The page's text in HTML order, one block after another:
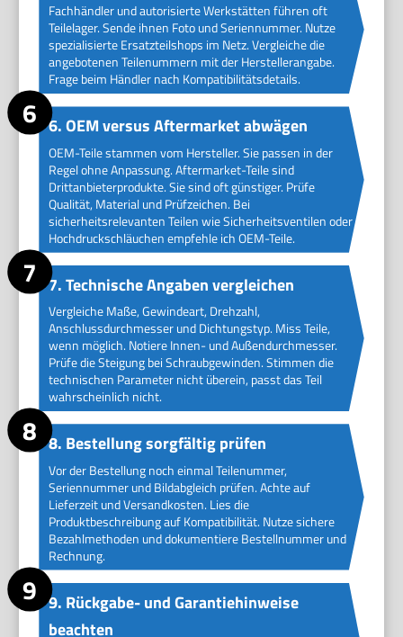
Fachhändler und autorisierte Werkstätten führen oft
Teilelager. Sende ihnen Foto und Seriennummer. Nutze
spezialisierte Ersatzteilshops im Netz. Vergleiche die
angebotenen Teilenummern mit der Herstellerangabe.
Frage beim Händler nach Kompatibilitätsdetails.
6. OEM versus Aftermarket abwägen
OEM-Teile stammen vom Hersteller. Sie passen in der
Regel ohne Anpassung. Aftermarket-Teile sind
Drittanbieterprodukte. Sie sind oft günstiger. Prüfe
Qualität, Material und Prüfzeichen. Bei
sicherheitsrelevanten Teilen wie Sicherheitsventilen oder
Hochdruckschläuchen empfehle ich OEM-Teile.
7. Technische Angaben vergleichen
Vergleiche Maße, Gewindeart, Drehzahl,
Anschlussdurchmesser und Dichtungstyp. Miss Teile,
wenn möglich. Notiere Innen- und Außendurchmesser.
Prüfe die Steigung bei Schraubgewinden. Stimmen die
technischen Parameter nicht überein, passt das Teil
wahrscheinlich nicht.
8. Bestellung sorgfältig prüfen
Vor der Bestellung noch einmal Teilenummer,
Seriennummer und Bildabgleich prüfen. Achte auf
Lieferzeit und Versandkosten. Lies die
Produktbeschreibung auf Kompatibilität. Nutze sichere
Bezahlmethoden und dokumentiere Bestellnummer und
Rechnung.
9. Rückgabe- und Garantiehinweise
beachten